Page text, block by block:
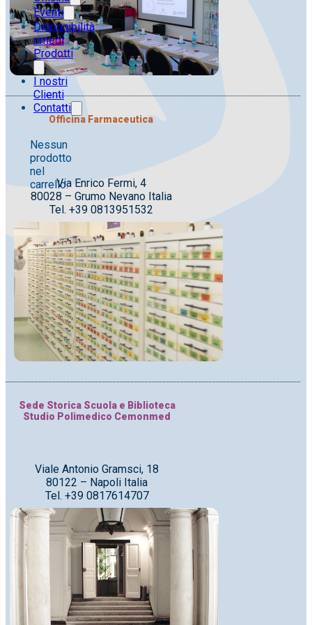
Eventi
Disponibilità
rimedi
Prodotti
I nostri
Clienti
Contatti
Nessun
prodotto
nel
carrello.
Officina Farmaceutica
Via Enrico Fermi, 4
80028 – Grumo Nevano Italia
Tel. +39 0813951532
Sede Storica Scuola e Biblioteca
Studio Polimedico Cemonmed
Viale Antonio Gramsci, 18
80122 – Napoli Italia
Tel. +39 0817614707